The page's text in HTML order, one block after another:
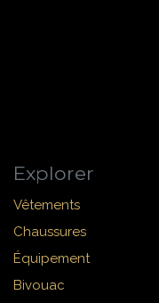
Explorer
Vêtements
Chaussures
Équipement
Bivouac